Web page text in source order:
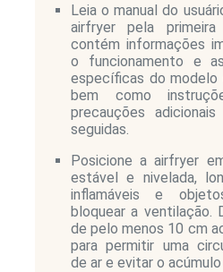
Leia o manual do
airfryer pela
contém informações
o funcionamento e
específicas do modelo
bem como
precauções
seguidas.
Posicione a airfryer
estável e nivelada,
inflamáveis e
bloquear a ventilação.
de pelo menos 10 cm
para permitir uma
de ar e evitar o acúmulo